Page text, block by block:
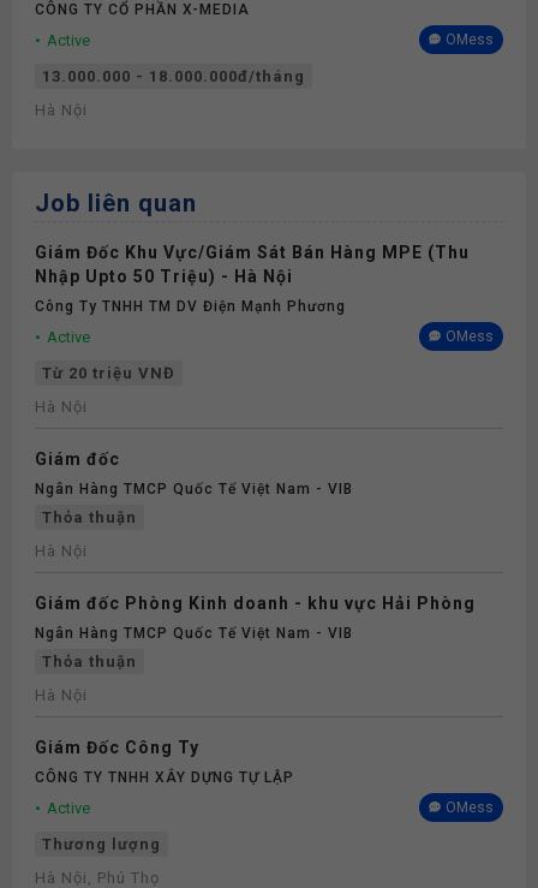
CÔNG TY CỔ PHẦN X-MEDIA
Active OMess
13.000.000 - 18.000.000đ/tháng
Hà Nội
Job liên quan
Giám Đốc Khu Vực/Giám Sát Bán Hàng MPE (Thu
Nhập Upto 50 Triệu) - Hà Nội
Công Ty TNHH TM DV Điện Mạnh Phương
Active OMess
Từ 20 triệu VNĐ
Hà Nội
Giám đốc
Ngân Hàng TMCP Quốc Tế Việt Nam - VIB
Thỏa thuận
Hà Nội
Giám đốc Phòng Kinh doanh - khu vực Hải Phòng
Ngân Hàng TMCP Quốc Tế Việt Nam - VIB
Thỏa thuận
Hà Nội
Giám Đốc Công Ty
CÔNG TY TNHH XÂY DỰNG TỰ LẬP
Active OMess
Thương lượng
Hà Nội, Phú Thọ